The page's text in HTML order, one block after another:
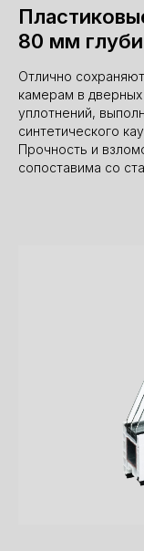
80 мм
Отлично
камерам в
уплотнений,
синтетического
Прочность и
сопоставима со